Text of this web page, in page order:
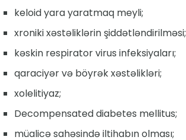
keloid yara yaratmaq meyli;
xroniki xəstəliklərin şiddətləndirilməsi;
kəskin respirator virus infeksiyaları;
qaraciyər və böyrək xəstəlikləri;
xolelitiyaz;
Decompensated diabetes mellitus;
müalicə sahəsində iltihabın olması;